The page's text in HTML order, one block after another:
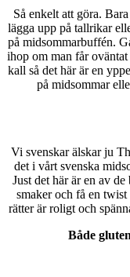
Så enkelt att göra.
lägga upp på tallrikar
på midsommarbuffén.
ihop om man får
kall så det här är en
på midsommar
Vi svenskar älskar ju
det i vårt svenska
Just det här är en av
smaker och få en
rätter är roligt och
Både